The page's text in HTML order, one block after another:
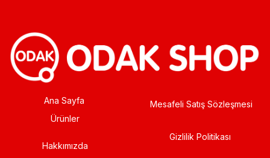
Ana Sayfa
Ürünler
Hakkımızda
Mesafeli Satış Sözleşmesi
Gizlilik Politikası